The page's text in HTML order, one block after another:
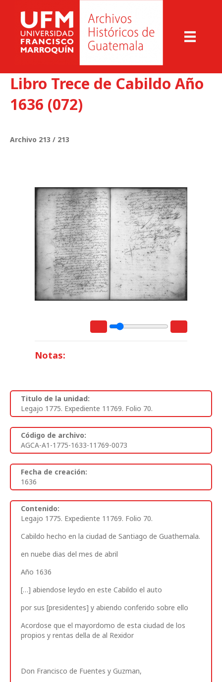
Libro Trece de Cabildo Año
1636 (072)
Archivo 213 / 213
Notas:
Titulo de la unidad:
Legajo 1775. Expediente 11769. Folio 70.
Código de archivo:
AGCA-A1-1775-1633-11769-0073
Fecha de creación:
1636
Contenido:
Legajo 1775. Expediente 11769. Folio 70.
Cabildo hecho en la ciudad de Santiago de Guathemala.
en nuebe dias del mes de abril
Año 1636
[…] abiendose leydo en este Cabildo el auto
por sus [presidentes] y abiendo conferido sobre ello
Acordose que el mayordomo de esta ciudad de los
propios y rentas della de al Rexidor
Don Francisco de Fuentes y Guzman,